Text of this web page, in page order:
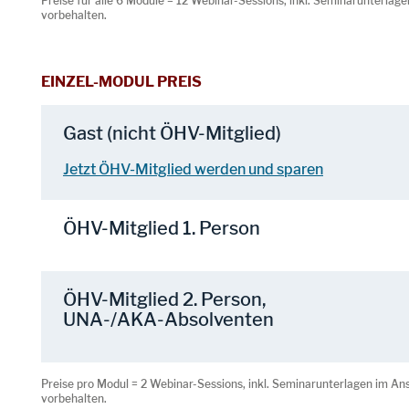
vorbehalten.
EINZEL-MODUL PREIS
Gast (nicht ÖHV-Mitglied)
Jetzt ÖHV-Mitglied werden und sparen
ÖHV-Mitglied 1. Person
ÖHV-Mitglied 2. Person,
UNA-/AKA-Absolventen
Preise pro Modul = 2 Webinar-Sessions, inkl. Seminarunterlagen im
vorbehalten.